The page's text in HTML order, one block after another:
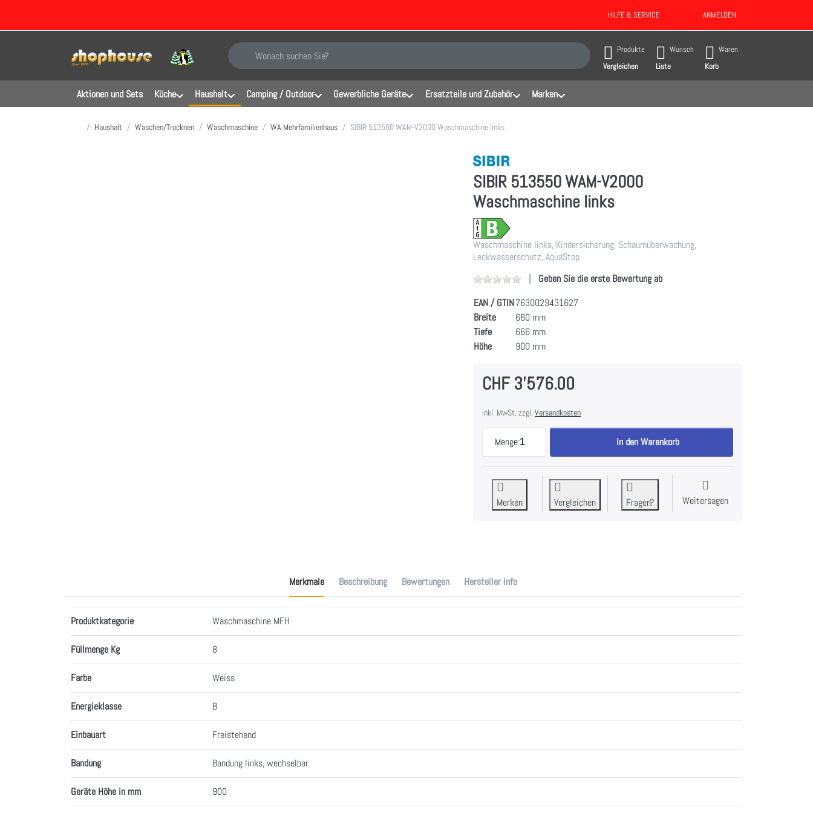
HILFE & SERVICE ANMELDEN
Geben Sie einen Suchbegriff ein. Während Sie tippen, erscheinen automatisch erste Ergebnisse. Drücken Sie die Eingabetaste, um alle Ergebnisse aufzurufen.
Produkte
Vergleichen
Wunsch
Liste
Waren
Korb
Aktionen und Sets Küche Haushalt Camping / Outdoor Gewerbliche Geräte Ersatzteile und Zubehör Marken
Startseite
Haushalt Waschen/Trocknen Waschmaschine WA Mehrfamilienhaus SIBIR 513550 WAM-V2000 Waschmaschine links
SIBIR 513550 WAM-V2000
Waschmaschine links
Waschmaschine links, Kindersicherung, Schaumüberwachung,
Leckwasserschutz, AquaStop
Geben Sie die erste Bewertung ab
EAN / GTIN7630029431627
Breite
660 mm
Tiefe
666 mm
Höhe
900 mm
CHF 3'576.00
inkl. MwSt. zzgl. Versandkosten
Menge:1
SIBIR 513550 WAM-V2000 Waschmaschine links zu CHF 3'576.00,
In den Warenkorb
Merken Vergleichen Fragen? Weitersagen
Merkmale Beschreibung Bewertungen Hersteller Info
Produktkategorie Waschmaschine MFH
Füllmenge Kg 8
Farbe Weiss
Energieklasse B
Einbauart Freistehend
Bandung Bandung links, wechselbar
Geräte Höhe in mm 900